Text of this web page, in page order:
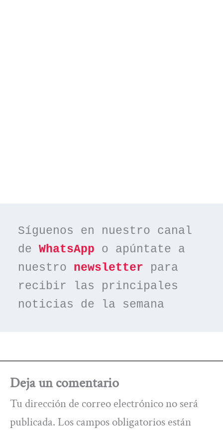
Síguenos en nuestro canal
de WhatsApp o apúntate a
nuestro newsletter para
recibir las principales
noticias de la semana
Deja un comentario
Tu dirección de correo electrónico no será
publicada. Los campos obligatorios están